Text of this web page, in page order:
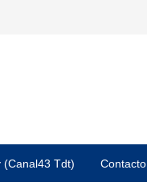
(Canal43 Tdt) Contacto